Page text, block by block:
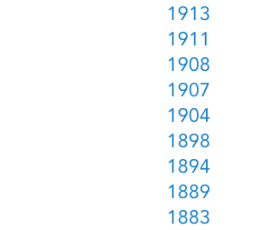
1913
1911
1908
1907
1904
1898
1894
1889
1883